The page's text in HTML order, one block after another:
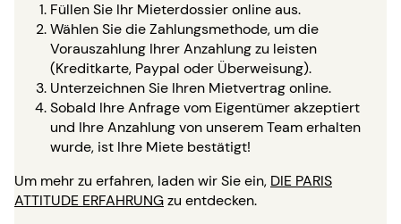
Füllen Sie Ihr Mieterdossier online aus.
Wählen Sie die Zahlungsmethode, um die
Vorauszahlung Ihrer Anzahlung zu leisten
(Kreditkarte, Paypal oder Überweisung).
Unterzeichnen Sie Ihren Mietvertrag online.
Sobald Ihre Anfrage vom Eigentümer akzeptiert
und Ihre Anzahlung von unserem Team erhalten
wurde, ist Ihre Miete bestätigt!
Um mehr zu erfahren, laden wir Sie ein, DIE PARIS
ATTITUDE ERFAHRUNGzu entdecken.